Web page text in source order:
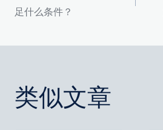
章
导
航
足什么条件？
类似文章